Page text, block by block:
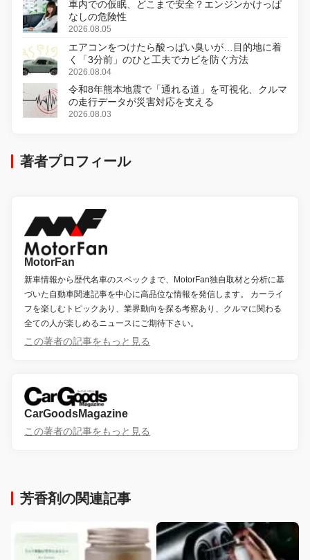
車内での仮眠、どこまで安全？エンジンかけっぱ
なしの危険性
2026.08.05
エアコンをつけたら酸っぱい臭いが…目的地に着
く「3分前」のひと工夫でカビを防ぐ方法
2026.08.04
令和8年熊本地震で「通れる道」を可視化、クルマ
の走行データが災害対応を支える
2026.08.03
著者プロフィール
MotorFan
新車情報から歴代名車のスペックまで、MotorFan独自取材と分析に基
づいた自動車関連記事を中心に高品位な情報を発信します。 カーライ
フを楽しむトピックあり、業界動向を探る考察あり、クルマに関わる
全ての人が楽しめるニュースにご期待下さい。
この著者の記事をもっと見る
CarGoodsMagazine
この著者の記事をもっと見る
芳香剤の関連記事